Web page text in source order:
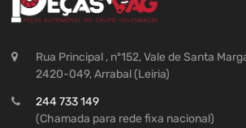
Rua Principal , nº152, Vale de Santa
2420-049, Arrabal (Leiria)
244 733 149
(Chamada para rede fixa nacional)